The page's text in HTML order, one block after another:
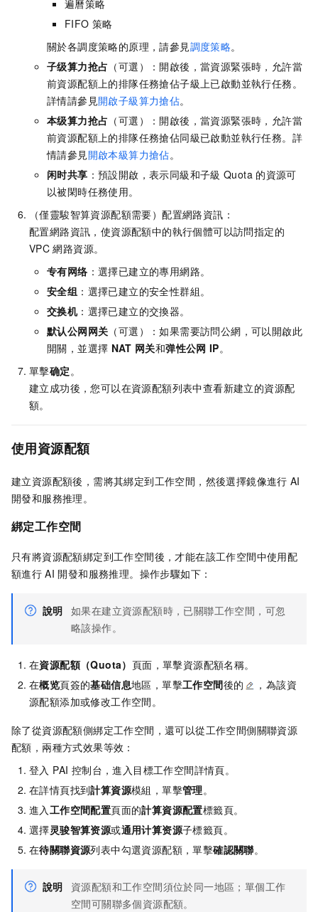
遍曆策略
FIFO 策略
關於各調度策略的原理，請參見調度策略。
子级算力抢占 （可選）：開啟後，當資源緊張時，允許當
前資源配額上的排隊任務搶佔子級上已啟動並執行任務。
詳情請參見開啟子級算力搶佔。
本级算力抢占 （可選）：開啟後，當資源緊張時，允許當
前資源配額上的排隊任務搶佔同級已啟動並執行任務。詳
情請參見開啟本級算力搶佔。
闲时共享 ：預設開啟，表示同級和子級 Quota 的資源可
以被閑時任務使用。
（僅靈駿智算資源配額需要）配置網路資訊：
配置網路資訊，使資源配額中的執行個體可以訪問指定的
VPC 網路資源。
专有网络 ：選擇已建立的專用網路。
安全组 ：選擇已建立的安全性群組。
交换机：選擇已建立的交換器。
默认公网网关 （可選）：如果需要訪問公網，可以開啟此
開關，並選擇 NAT 网关和弹性公网 IP。
單擊确定。
建立成功後，您可以在資源配額列表中查看新建立的資源配
額。
使用資源配額
建立資源配額後，需將其綁定到工作空間，然後選擇鏡像進行 AI
開發和服務推理。
綁定工作空間
只有將資源配額綁定到工作空間後，才能在該工作空間中使用配
額進行 AI 開發和服務推理。操作步驟如下：
說明 如果在建立資源配額時，已關聯工作空間，可忽
略該操作。
在資源配額（Quota） 頁面，單擊資源配額名稱。
在概览頁簽的基础信息地區，單擊工作空間後的
，為該資
源配額添加或修改工作空間。
除了從資源配額側綁定工作空間，還可以從工作空間側關聯資源
配額，兩種方式效果等效：
登入 PAI 控制台，進入目標工作空間詳情頁。
在詳情頁找到計算資源模組，單擊管理。
進入工作空間配置頁面的計算資源配置標籤頁。
選擇灵骏智算资源或通用计算资源子標籤頁。
在待關聯資源列表中勾選資源配額，單擊確認關聯。
說明
資源配額和工作空間須位於同一地區；單個工作
空間可關聯多個資源配額。